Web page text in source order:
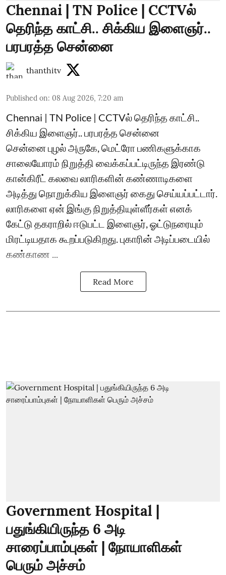
Chennai | TN Police | CCTVல்
தெரிந்த காட்சி.. சிக்கிய இளைஞர்..
பரபரத்த சென்னை
thanthitv
Published on: 08 Aug 2026, 7:20 am
Chennai | TN Police | CCTVல் தெரிந்த காட்சி..
சிக்கிய இளைஞர்.. பரபரத்த சென்னை
சென்னை புழல் அருகே, மெட்ரோ பணிகளுக்காக
சாலையோரம் நிறுத்தி வைக்கப்பட்டிருந்த இரண்டு
கான்கிரீட் கலவை லாரிகளின் கண்ணாடிகளை
அடித்து நொறுக்கிய இளைஞர் கைது செய்யப்பட்டார்.
லாரிகளை ஏன் இங்கு நிறுத்தியுள்ளீர்கள் எனக்
கேட்டு தகராறில் ஈடுபட்ட இளைஞர், ஓட்டுநரையும்
மிரட்டியதாக கூறப்படுகிறது. புகாரின் அடிப்படையில்
கண்காண ...
Read More
Government Hospital |
பதுங்கியிருந்த 6 அடி
சாரைப்பாம்புகள் | நோயாளிகள்
பெரும் அச்சம்